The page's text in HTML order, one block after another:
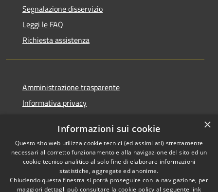
Segnalazione disservizio
Leggi le FAQ
Richiesta assistenza
Amministrazione trasparente
Informativa privacy
Dichiarazione di accessibilità
RSS
Copyright © 2026 • Comune di
×
Informazioni sui cookie
Questo sito web utilizza cookie tecnici (ed assimilati) strettamente
necessari al corretto funzionamento e alla navigazione del sito ed un
cookie tecnico analitico al solo fine di elaborare informazioni
statistiche, aggregate ed anonime.
Chiudendo questa finestra si potrà proseguire con la navigazione, per
maggiori dettagli può consultare la cookie policy al seguente link